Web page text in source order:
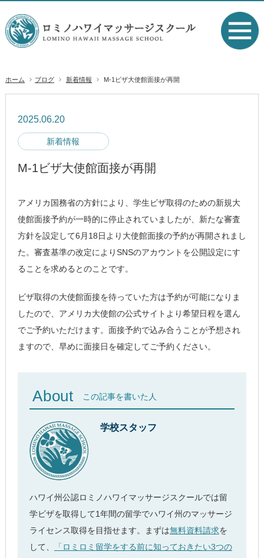
ホーム ブログ 新着情報 M-1ビザ大使館面接が再開
2025.06.20
新着情報
M-1ビザ大使館面接が再開
アメリカ国務省の方針により、学生ビザ取得のための新規大
使館面接予約が一時的に停止されていましたが、新たな審査
方針を設定して6月18日より大使館面接の予約が再開されまし
た。審査基準の改定によりSNSのアカウントを公開設定にす
ることを求めるとのことです。
ビザ取得の大使館面接を待っていた方は予約が可能になりま
したので、アメリカ大使館の公式サイトより希望日程を選ん
でご予約いただけます。面接予約で込み合うことが予想され
ますので、早めに面接日を確定してご予約ください。
About この記事を書いた人
学校スタッフ
ハワイ州公認ロミノハワイマッサージスクールでは留
学ビザを取得して1年間の留学でハワイ州のマッサージ
ライセンス取得を目指せます。まずは無料資料請求を
して、
「ロミロミ留学をする前に知っておきたい3つの